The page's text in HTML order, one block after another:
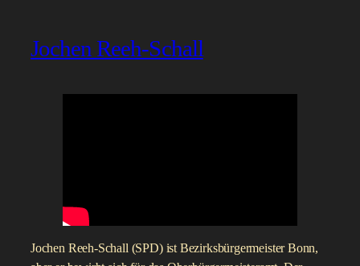
Jochen Reeh-Schall
Jochen Reeh-Schall (SPD) ist Bezirksbürgermeister Bonn,